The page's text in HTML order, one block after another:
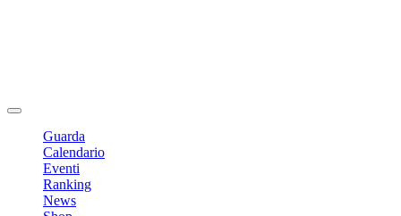
Guarda
Calendario
Eventi
Ranking
News